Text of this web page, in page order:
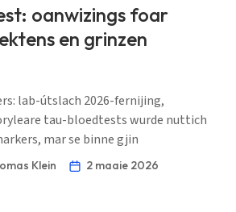
oanwizings foar
en grinzen
lab-útslach 2026-fernijing,
tau-bloedtests wurde nuttich
mar se binne gjin
hat allinnich sin neist
is. 📖 ~11 minuten 📅 2 maaie 2026
Klein
2 maaie 2026